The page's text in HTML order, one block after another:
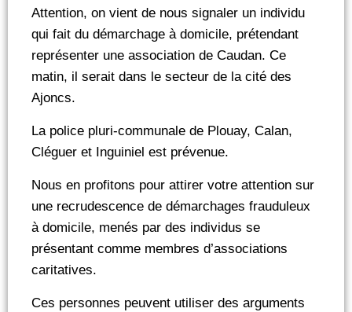
Attention, on vient de nous signaler un individu
qui fait du démarchage à domicile, prétendant
représenter une association de Caudan. Ce
matin, il serait dans le secteur de la cité des
Ajoncs.
La police pluri-communale de Plouay, Calan,
Cléguer et Inguiniel est prévenue.
Nous en profitons pour attirer votre attention sur
une recrudescence de démarchages frauduleux
à domicile, menés par des individus se
présentant comme membres d’associations
caritatives.
Ces personnes peuvent utiliser des arguments